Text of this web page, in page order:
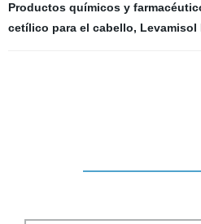
Productos químicos y
cetílico para el cabello, Levamisol